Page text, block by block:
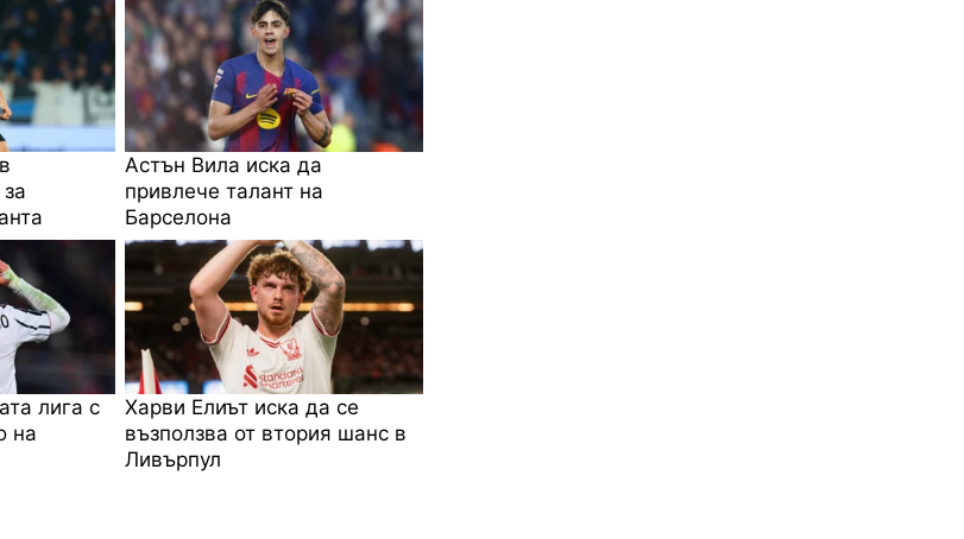
Астън Вила иска да
привлече талант на
Барселона
лига с
на
Харви Елиът иска да се
възползва от втория шанс в
Ливърпул